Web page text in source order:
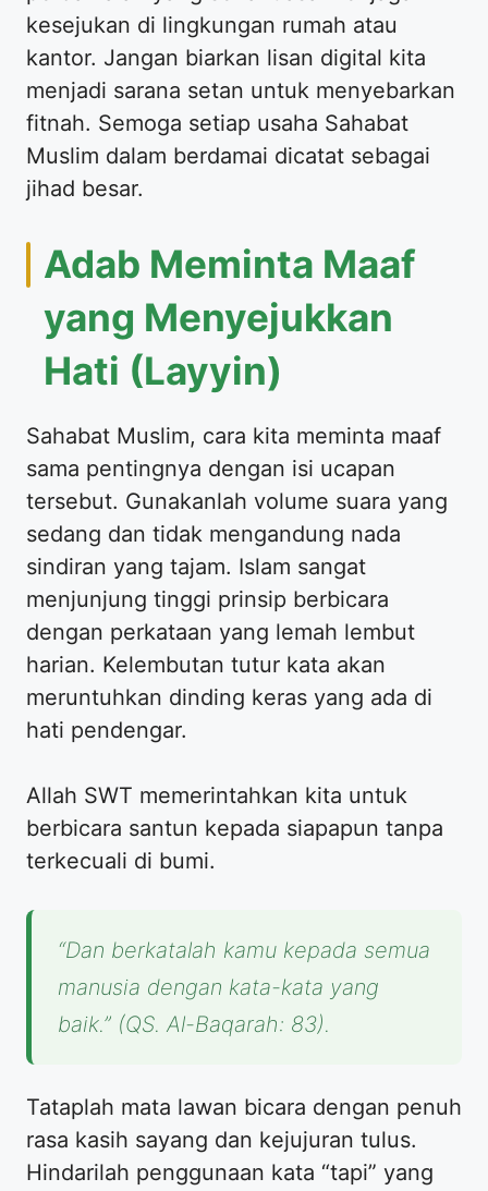
kesejukan di lingkungan rumah atau
kantor. Jangan biarkan lisan digital kita
menjadi sarana setan untuk menyebarkan
fitnah. Semoga setiap usaha Sahabat
Muslim dalam berdamai dicatat sebagai
jihad besar.
Adab Meminta Maaf
yang Menyejukkan
Hati (Layyin)
Sahabat Muslim, cara kita meminta maaf
sama pentingnya dengan isi ucapan
tersebut. Gunakanlah volume suara yang
sedang dan tidak mengandung nada
sindiran yang tajam. Islam sangat
menjunjung tinggi prinsip berbicara
dengan perkataan yang lemah lembut
harian. Kelembutan tutur kata akan
meruntuhkan dinding keras yang ada di
hati pendengar.
Allah SWT memerintahkan kita untuk
berbicara santun kepada siapapun tanpa
terkecuali di bumi.
“Dan berkatalah kamu kepada semua
manusia dengan kata-kata yang
baik.” (QS. Al-Baqarah: 83).
Tataplah mata lawan bicara dengan penuh
rasa kasih sayang dan kejujuran tulus.
Hindarilah penggunaan kata “tapi” yang